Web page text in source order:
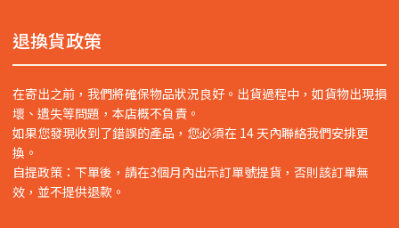
退換貨政策
在寄出之前，我們將確保物品狀況良好。出貨過程中，如貨物出現損
壞、遺失等問題，本店概不負責。
如果您發現收到了錯誤的產品，您必須在 14 天內聯絡我們安排更
換。
自提政策：下單後，請在3個月內出示訂單號提貨，否則該訂單無
效，並不提供退款。